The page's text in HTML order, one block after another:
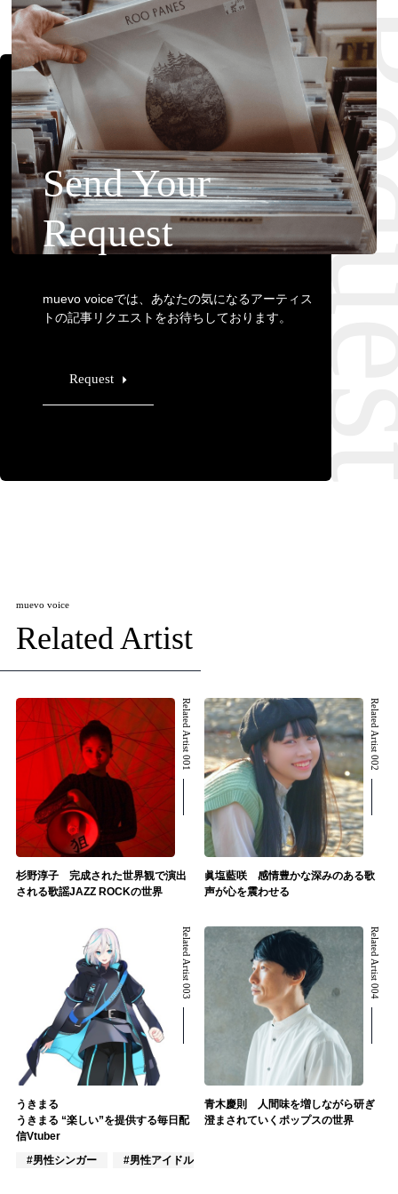
Send Your
Request
muevo voiceでは、あなたの気になるアーティス
トの記事リクエストをお待ちしております。
Request
muevo voice
Related Artist
Related Artist 001
杉野淳子 完成された世界観で演出
される歌謡JAZZ ROCKの世界
Related Artist 002
眞塩藍咲 感情豊かな深みのある歌
声が心を震わせる
Related Artist 003
うきまる
うきまる “楽しい”を提供する毎日配
信Vtuber
#男性シンガー
#男性アイドル
Related Artist 004
青木慶則 人間味を増しながら研ぎ
澄まされていくポップスの世界